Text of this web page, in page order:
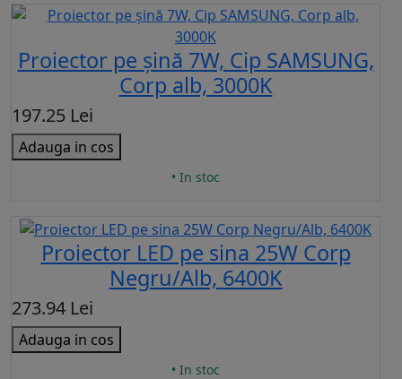
Proiector pe șină 7W, Cip SAMSUNG,
Corp alb, 3000K
197.25 Lei
Adauga in cos
• In stoc
Proiector LED pe sina 25W Corp
Negru/Alb, 6400K
273.94 Lei
Adauga in cos
• In stoc